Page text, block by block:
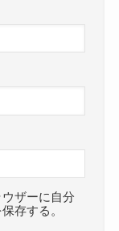
ザーに自分
存する。